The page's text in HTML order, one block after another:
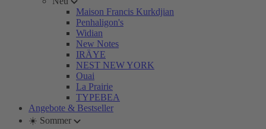
Maison Francis Kurkdjian
Penhaligon's
Widian
New Notes
IRÄYE
NEST NEW YORK
Ouai
La Prairie
TYPEBEA
Angebote & Bestseller
☀️ Sommer